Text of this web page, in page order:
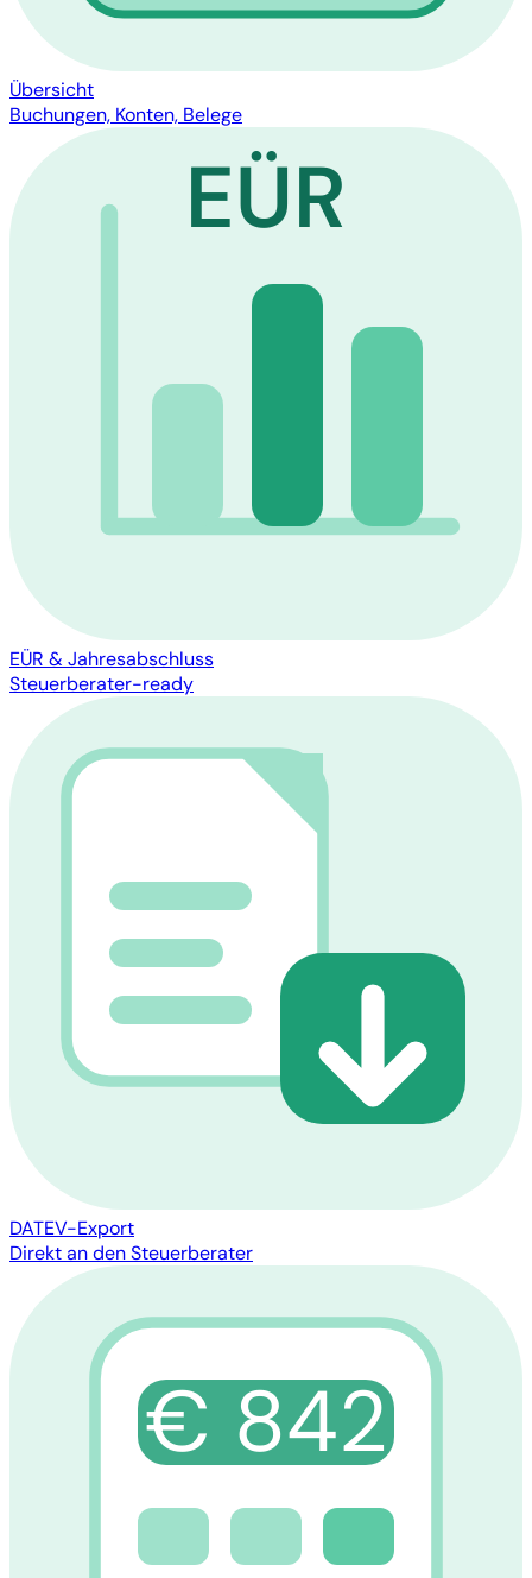
Übersicht
Buchungen, Konten, Belege
EÜR
EÜR & Jahresabschluss
Steuerberater-ready
DATEV-Export
Direkt an den Steuerberater
€ 842